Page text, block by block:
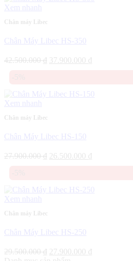
Xem nhanh
Chân máy Libec
Chân Máy Libec HS-350
42.500.000₫ Giá
37.900.000 ₫
37.900.000 ₫.
Xem nhanh
Chân máy Libec
Chân Máy Libec HS-150
27.900.000₫
Giá
26.500.000 ₫
26.500.000 ₫.
Xem nhanh
Chân máy Libec
Chân Máy Libec HS-250
29.500.000₫
Giá
27.900.000 ₫